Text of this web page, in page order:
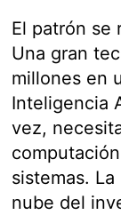
El patrón se
Una gran
millones en
Inteligencia
vez,
sistemas.
nube del